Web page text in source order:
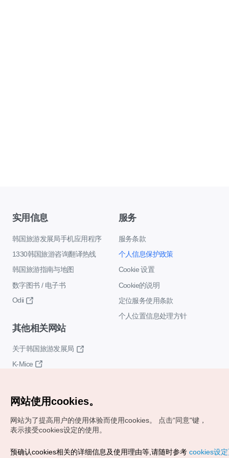
实用信息
韩国旅游发展局手机应用程序
1330韩国旅游咨询翻译热线
韩国旅游指南与地图
数字图书 / 电子书
Odii
服务
服务条款
个人信息保护政策
Cookie 设置
Cookie的说明
定位服务使用条款
个人位置信息处理方针
其他相关网站
关于韩国旅游发展局
K-Mice
Copyrights (c) 韩国旅游发展局版权所有
网站使用cookies。
网站为了提高用户的使用体验而使用cookies。
点击“同意"键，
表示接受cookies设定的使用。
预确认cookies相关的详细信息及使用理由等,请随时参考 cookies设